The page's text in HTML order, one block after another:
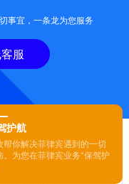
事宜，一条龙为您服务
服
护航
帮你解决菲律宾遇到的一切
。为您在菲律宾业务“保驾护